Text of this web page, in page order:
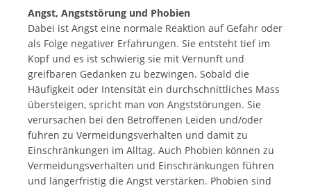
Angst, Angststörung und Phobien
Dabei ist Angst eine normale Reaktion auf Gefahr oder
als Folge negativer Erfahrungen. Sie entsteht tief im
Kopf und es ist schwierig sie mit Vernunft und
greifbaren Gedanken zu bezwingen. Sobald die
Häufigkeit oder Intensität ein durchschnittliches Mass
übersteigen, spricht man von Angststörungen. Sie
verursachen bei den Betroffenen Leiden und/oder
führen zu Vermeidungsverhalten und damit zu
Einschränkungen im Alltag. Auch Phobien können zu
Vermeidungsverhalten und Einschränkungen führen
und längerfristig die Angst verstärken. Phobien sind